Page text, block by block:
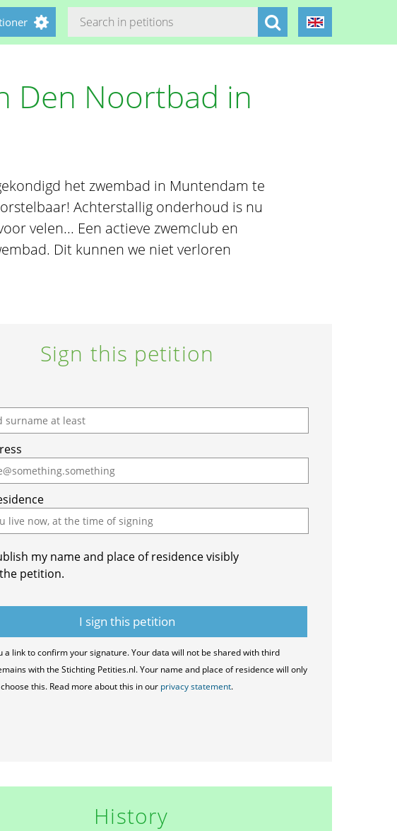
Den Noortbad in
het zwembad in Muntendam te
Achterstallig onderhoud is nu
velen... Een actieve zwemclub en
Dit kunnen we niet verloren
Sign this petition
my name and place of residence visibly
petition.
a link to confirm your signature. Your data will not be shared with third
with the Stichting Petities.nl. Your name and place of residence will only
this. Read more about this in our privacy statement.
History